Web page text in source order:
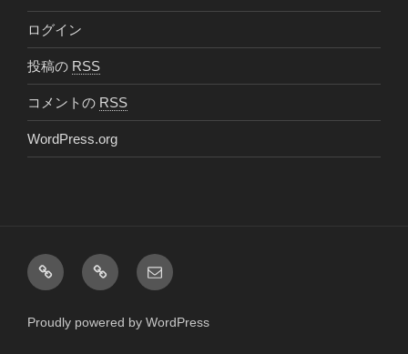
ログイン
投稿の RSS
コメントの RSS
WordPress.org
FacebookTwitter
メ
ー
Proudly powered by WordPress